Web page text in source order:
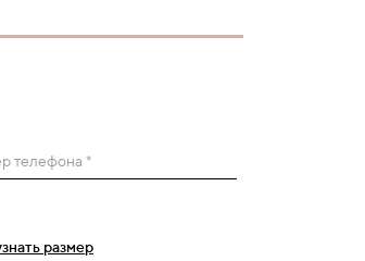
телефона *
размер